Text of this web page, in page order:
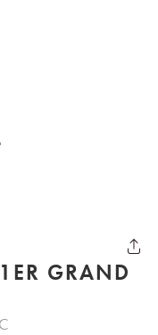
GRAND